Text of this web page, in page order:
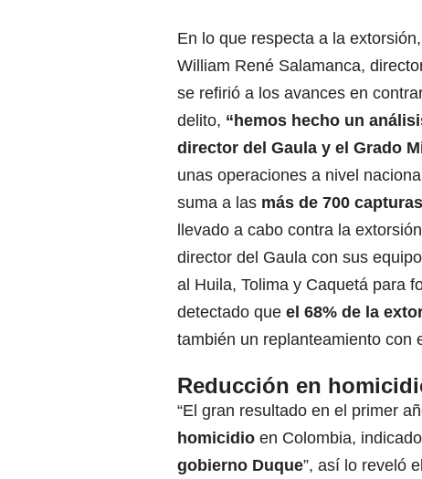
En lo que respecta a la
William René Salamanca,
se refirió a los avances en
delito, “hemos hecho un
director del Gaula y el Grado
unas operaciones a nivel
suma a las más de 700 capturas
llevado a cabo contra la
director del Gaula con sus
al Huila, Tolima y Caquetá para
detectado que el 68% de la
también un replanteamiento con
Reducción en
“El gran resultado en el primer
homicidio en Colombia,
gobierno Duque”, así lo reveló